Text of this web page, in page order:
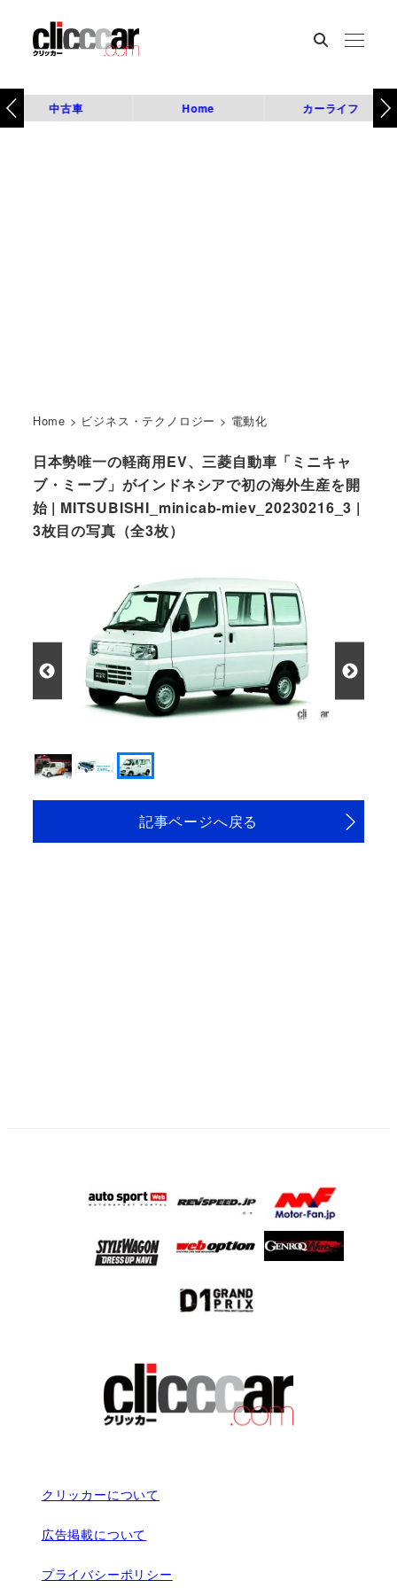
中古車 Home カーライフ
Home > ビジネス・テクノロジー > 電動化
日本勢唯一の軽商用EV、三菱自動車「ミニキャ
ブ・ミーブ」がインドネシアで初の海外生産を開
始 | MITSUBISHI_minicab-miev_20230216_3 |
3枚目の写真（全3枚）
記事ページへ戻る
クリッカーについて
広告掲載について
プライバシーポリシー